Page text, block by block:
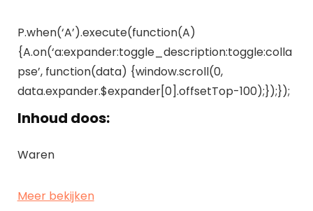
P.when(‘A’).execute(function(A)
{A.on(‘a:expander:toggle_description:toggle:colla
pse’, function(data) {window.scroll(0,
data.expander.$expander[0].offsetTop-100);});});
Inhoud doos:
Waren
Meer bekijken